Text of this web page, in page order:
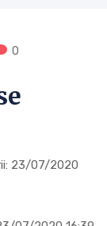
0
23/07/2020